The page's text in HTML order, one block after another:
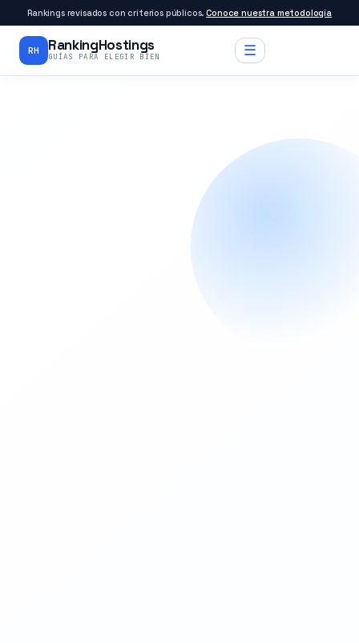
Rankings revisados con criterios públicos.Conoce nuestra metodología
RH RankingHostings
GUÍAS PARA ELEGIR BIEN ☰